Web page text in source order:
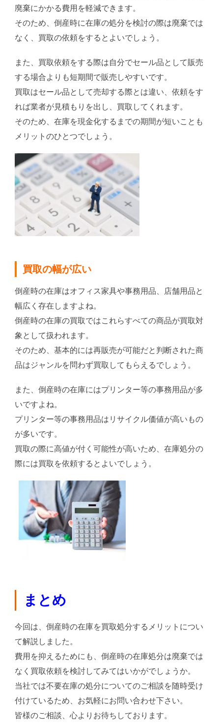
廃棄にかかる費用を軽減できます。
そのため、倒産時に在庫の処分を検討の際は廃棄では
なく、買取の依頼をするとよいでしょう。
また、買取依頼をする際は自分でセール品として販売
する場合よりも短期間で販売しやすいです。
買取はセール品として売却する際とは違い、依頼をす
れば業者が見積もりを出し、買取してくれます。
そのため、在庫を現金化するまでの期間が短いことも
メリットのひとつでしょう。
買取の幅が広い
倒産時の在庫はオフィス家具や事務用品、店舗用品と
幅広く存在しますよね。
倒産時の在庫の買取ではこれらすべての商品が買取対
象として扱われます。
そのため、基本的には再販売が可能だと判断された商
品はジャンルを問わず買取してもらえるでしょう。
また、倒産時の在庫にはプリンター等の事務用品が多
いですよね。
プリンター等の事務用品はリサイクル価値が高いもの
が多いです。
買取の際に高値が付く可能性が高いため、在庫処分の
際には買取を依頼するとよいでしょう。
まとめ
今回は、倒産時の在庫を買取処分するメリットについ
て解説しました。
費用を抑えるためにも、倒産時の在庫処分は廃棄では
なく買取依頼を検討してみてはいかがでしょうか。
当社では不要在庫の処分についてのご相談を随時受け
付けているため、お気軽にお問い合わせ下さい。
皆様のご相談、心よりお待ちしております。